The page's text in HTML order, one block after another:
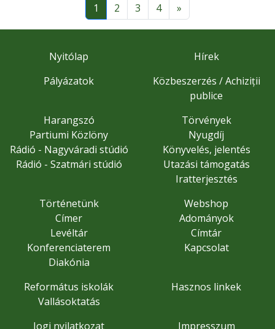
1 2 3 4 »
Nyitólap
Hírek
Pályázatok
Közbeszerzés / Achiziții
publice
Harangszó
Partiumi Közlöny
Rádió - Nagyváradi stúdió
Rádió - Szatmári stúdió
Törvények
Nyugdíj
Könyvelés, jelentés
Utazási támogatás
Iratterjesztés
Történetünk
Címer
Levéltár
Konferenciaterem
Diakónia
Webshop
Adományok
Címtár
Kapcsolat
Református iskolák
Vallásoktatás
Hasznos linkek
Jogi nyilatkozat Impresszum